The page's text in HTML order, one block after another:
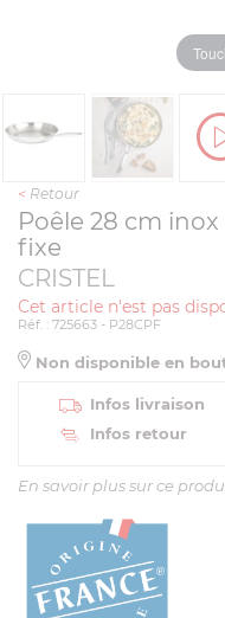
< Retour
Poêle 28 cm
fixe
CRISTEL
Cet article n'est pas
Réf. : 725663 - P28CPF
Non disponible en
Infos livraison
Infos retour
En savoir plus sur ce